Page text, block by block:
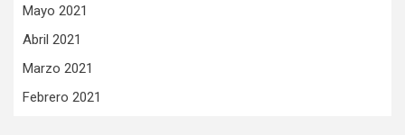
Mayo 2021
Abril 2021
Marzo 2021
Febrero 2021